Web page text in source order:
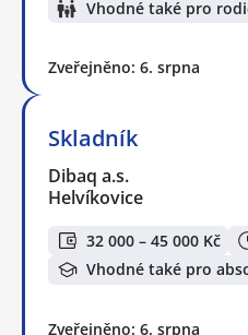
Vhodné také pro
Zveřejněno: 6. srpna
Skladník
Dibaq a.s.
Helvíkovice
32 000 – 45 000 Kč
Vhodné také pro
Zveřejněno: 6. srpna